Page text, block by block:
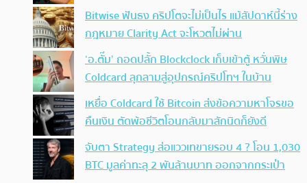
Bitwise ฟันธง คริปโตจะไม่เป็นไร แม้สัปดาห์นี้ร่าง
กฎหมาย Clarity Act จะโหวตไม่ผ่าน
‘อ.ตั๊ม’ ถอดปลั้ก Blockclock เก็บเข้าตู้ หวั่นพิษ
Coldcard ลุกลามสู่อุปกรณ์คริปโทฯ ในบ้าน
เหยื่อ Coldcard ใช้ Bitcoin ส่งข้อความหาโจรขอ
คืนเงิน ตัดพ้อชีวิตโอนกลับมาสักนิดก็ยังดี
จับตา Strategy ส่อแววเทขายรอบ 4 ? โอน 1,030
BTC มูลค่าทะลุ 2 พันล้านบาท ออกจากกระเป๋า